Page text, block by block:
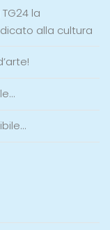
la
alla cultura